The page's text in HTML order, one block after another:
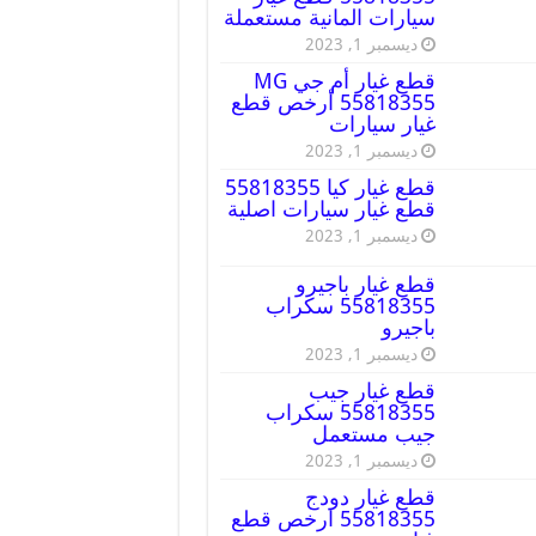
سيارات المانية مستعملة
ديسمبر 1, 2023
قطع غيار أم جي MG
55818355 أرخص قطع
غيار سيارات
ديسمبر 1, 2023
قطع غيار كيا 55818355
قطع غيار سيارات اصلية
ديسمبر 1, 2023
قطع غيار باجيرو
55818355 سكراب
باجيرو
ديسمبر 1, 2023
قطع غيار جيب
55818355 سكراب
جيب مستعمل
ديسمبر 1, 2023
قطع غيار دودج
55818355 ارخص قطع